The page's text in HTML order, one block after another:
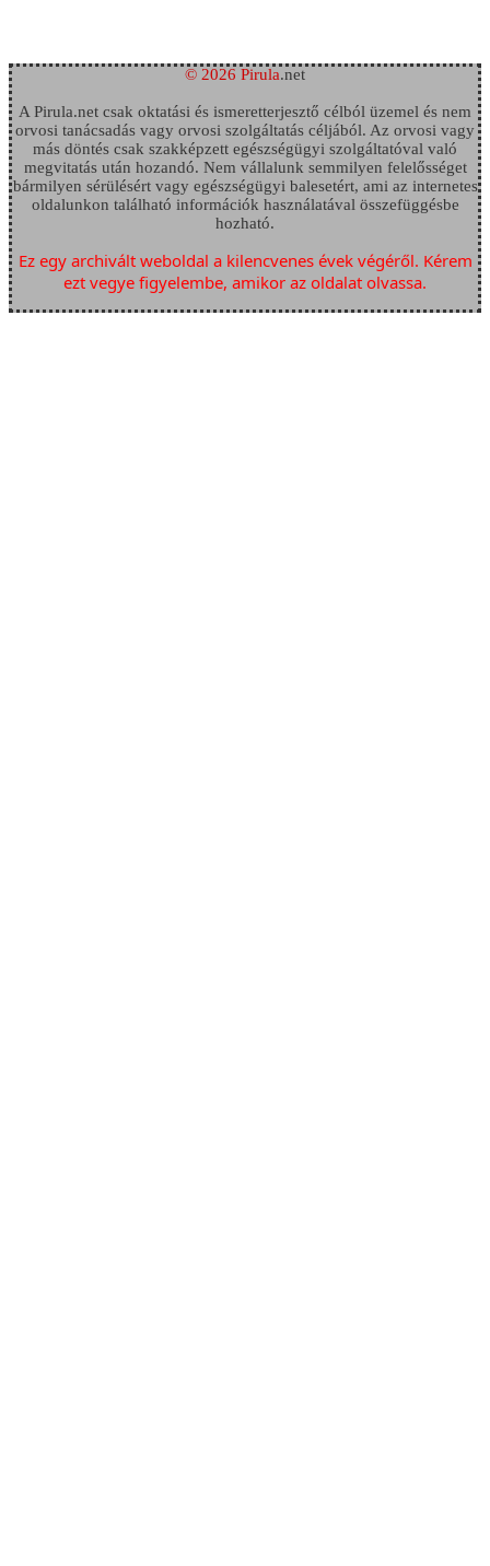
© 2026 Pirula.net
A Pirula.net csak oktatási és ismeretterjesztő célból üzemel és nem
orvosi tanácsadás vagy orvosi szolgáltatás céljából. Az orvosi vagy
más döntés csak szakképzett egészségügyi szolgáltatóval való
megvitatás után hozandó. Nem vállalunk semmilyen felelősséget
bármilyen sérülésért vagy egészségügyi balesetért, ami az internetes
oldalunkon található információk használatával összefüggésbe
hozható.
Ez egy archivált weboldal a kilencvenes évek végéről. Kérem
ezt vegye figyelembe, amikor az oldalat olvassa.